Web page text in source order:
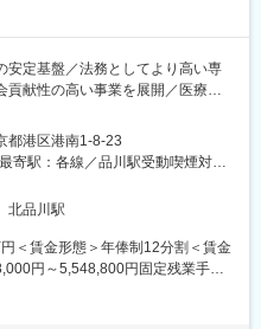
飲食店も多く便利な立地です。
冷蔵庫も設置しております。
担当がしっかり教えてくれる風
価してくれる環境です。
会社です。アプリ開発などの最
に活かしています。
安定基盤／法務としてより高い専
貢献性の高い事業を展開／医療機
て法務担当として、契約書の作
支援などをお任せします。医
、丁寧にフォロー・教育していき
都港区港南1-8-23
寄駅：各線／品川駅受動喫煙対
北品川駅
＜賃金形態＞年俸制12分割＜賃金
円～5,548,800円固定残業手当/